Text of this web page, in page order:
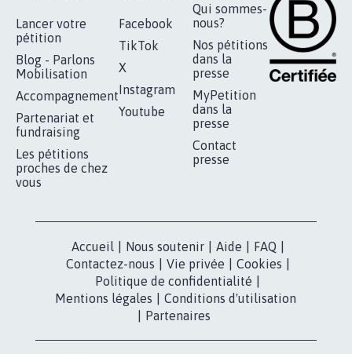
Lancer votre
pétition
Blog - Parlons
Mobilisation
Accompagnement
Partenariat et
fundraising
Les pétitions
proches de chez
vous
Facebook
TikTok
X
Instagram
Youtube
Qui sommes-
nous?
Nos pétitions
dans la
presse
MyPetition
dans la
presse
Contact
presse
Accueil Nous soutenir Aide FAQ
Contactez-nous
Vie privée Cookies
Politique de confidentialité
Mentions légales
Conditions d'utilisation
Partenaires